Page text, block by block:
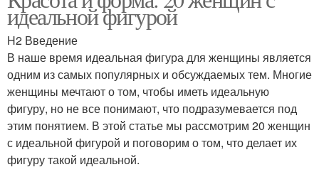
идеальной фигурой
H2 Введение
В наше время идеальная фигура для женщины является
одним из самых популярных и обсуждаемых тем. Многие
женщины мечтают о том, чтобы иметь идеальную
фигуру, но не все понимают, что подразумевается под
этим понятием. В этой статье мы рассмотрим 20 женщин
с идеальной фигурой и поговорим о том, что делает их
фигуру такой идеальной.